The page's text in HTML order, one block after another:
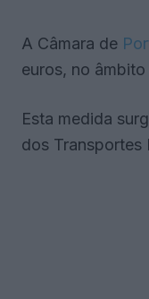
A Câmara de
euros, no
Esta medida
dos Transportes